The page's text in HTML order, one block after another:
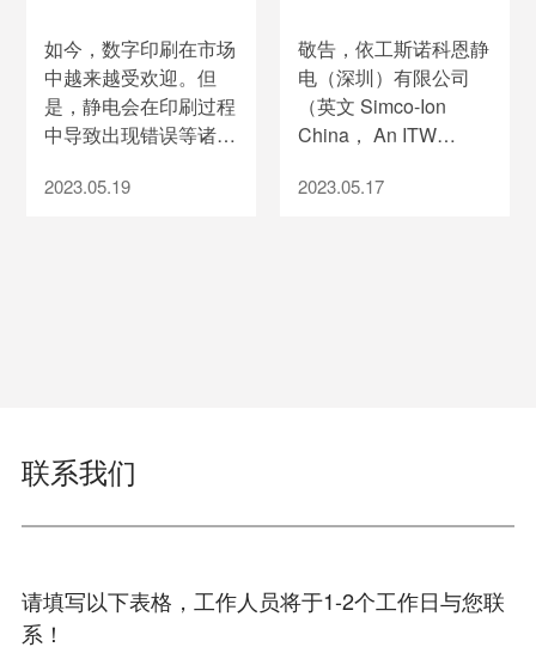
控制台
如今，数字印刷在市场
中越来越受欢迎。但
是，静电会在印刷过程
中导致出现错误等诸多
印刷效果不佳（不清
等平面进行（单通道）
到由高静电荷引起的多
问题，可使用 FMX 静
电场测试仪或在线连续
2023.05.19
站均为侵权网站
敬告，依工斯诺科恩静
电（深圳）有限公司
（英文 Simco-Ion
China， An ITW
Ion 在敬告，依工斯诺
USA”的均为假冒伪劣
www.simco-i
2023.05.17
联系我们
请填写以下表格，工作人员将于1-2个工作日与您联
系！